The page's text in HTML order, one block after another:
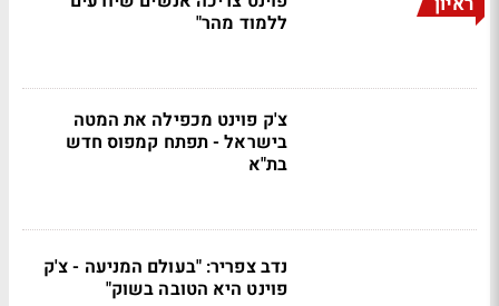
ללמוד מהר"
צ'ק פוינט מכפילה את המטה
בישראל - תפתח קמפוס חדש
בת"א
נדב צפריר: "בעולם המניעה - צ'ק
פוינט היא הטובה בשוק"